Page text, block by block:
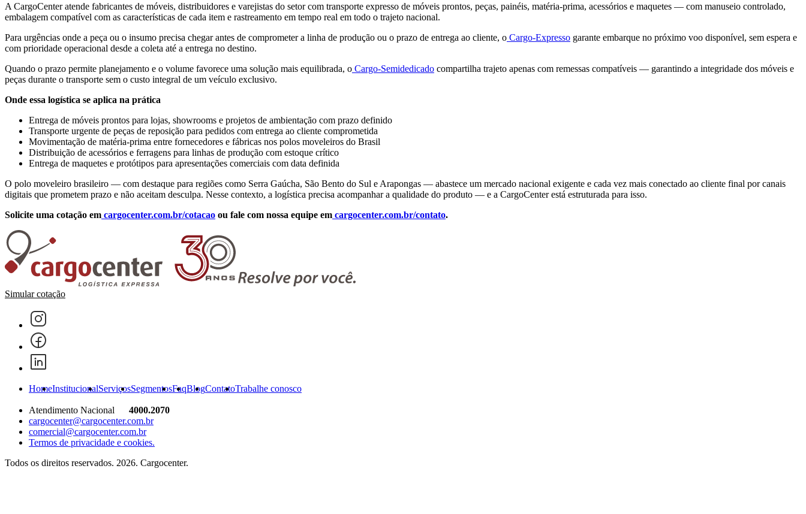
A CargoCenter atende fabricantes de móveis, distribuidores e varejistas do setor com transporte expresso de móveis prontos, peças, painéis, matéria-prima, acessórios e maquetes — com manuseio controlado,
embalagem compatível com as características de cada item e rastreamento em tempo real em todo o trajeto nacional.
Para urgências onde a peça ou o insumo precisa chegar antes de comprometer a linha de produção ou o prazo de entrega ao cliente, o Cargo-Expresso garante embarque no próximo voo disponível, sem espera e
com prioridade operacional desde a coleta até a entrega no destino.
Quando o prazo permite planejamento e o volume favorece uma solução mais equilibrada, o Cargo-Semidedicado compartilha trajeto apenas com remessas compatíveis — garantindo a integridade dos móveis e
peças durante o transporte sem o custo integral de um veículo exclusivo.
Onde essa logística se aplica na prática
Entrega de móveis prontos para lojas, showrooms e projetos de ambientação com prazo definido
Transporte urgente de peças de reposição para pedidos com entrega ao cliente comprometida
Movimentação de matéria-prima entre fornecedores e fábricas nos polos moveleiros do Brasil
Distribuição de acessórios e ferragens para linhas de produção com estoque crítico
Entrega de maquetes e protótipos para apresentações comerciais com data definida
O polo moveleiro brasileiro — com destaque para regiões como Serra Gaúcha, São Bento do Sul e Arapongas — abastece um mercado nacional exigente e cada vez mais conectado ao cliente final por canais
digitais que prometem prazo e não aceitam desculpa. Nesse contexto, a logística precisa acompanhar a qualidade do produto — e a CargoCenter está estruturada para isso.
Solicite uma cotação em cargocenter.com.br/cotacao ou fale com nossa equipe em cargocenter.com.br/contato.
Simular cotação
HomeInstitucionalServiçosSegmentosFaqBlogContatoTrabalhe conosco
Atendimento Nacional
4000.2070
cargocenter@cargocenter.com.br
comercial@cargocenter.com.br
Termos de privacidade e cookies.
Todos os direitos reservados. 2026. Cargocenter.